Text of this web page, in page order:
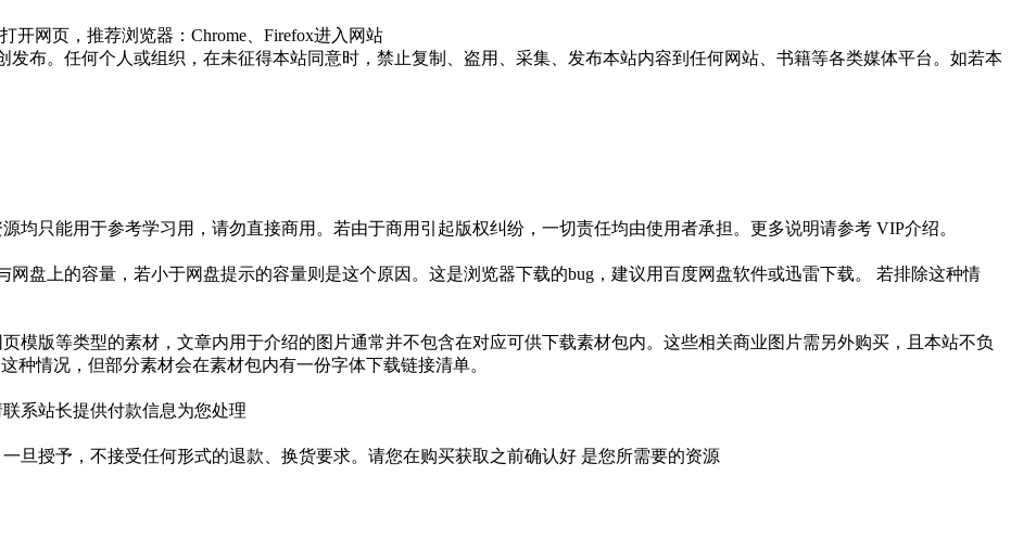
开网页，推荐浏览器：Chrome、Firefox进入网站
布。任何个人或组织，在未征得本站同意时，禁止复制、盗用、采集、发布本站内容到任何网站、书籍等各类媒体平台。如若本
均只能用于参考学习用，请勿直接商用。若由于商用引起版权纠纷，一切责任均由使用者承担。更多说明请参考 VIP介绍。
盘上的容量，若小于网盘提示的容量则是这个原因。这是浏览器下载的bug，建议用百度网盘软件或迅雷下载。 若排除这种情
模版等类型的素材，文章内用于介绍的图片通常并不包含在对应可供下载素材包内。这些相关商业图片需另外购买，且本站不负
种情况，但部分素材会在素材包内有一份字体下载链接清单。
系站长提供付款信息为您处理
旦授予，不接受任何形式的退款、换货要求。请您在购买获取之前确认好 是您所需要的资源